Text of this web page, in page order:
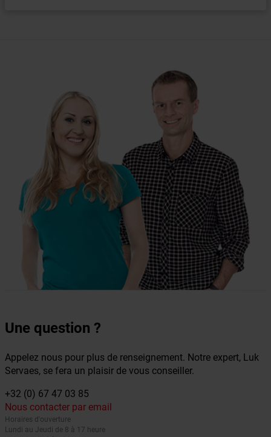
Une question ?
Appelez nous pour plus de renseignement. Notre expert, Luk
Servaes, se fera un plaisir de vous conseiller.
+32 (0) 67 47 03 85
Nous contacter par email
Horaires d'ouverture
Lundi au Jeudi de 8 à 17 heure